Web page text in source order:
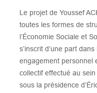
Le projet de Youssef
toutes les formes de
l’Économie Sociale et
s’inscrit d’une part
engagement personnel
collectif effectué au
sous la présidence